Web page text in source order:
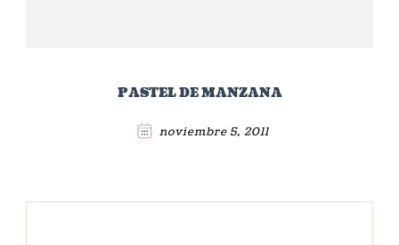
PASTEL DE MANZANA
noviembre 5, 2011